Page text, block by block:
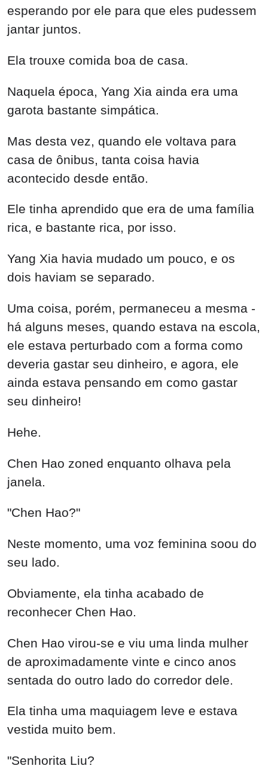
esperando por ele para que eles pudessem
jantar juntos.
Ela trouxe comida boa de casa.
Naquela época, Yang Xia ainda era uma
garota bastante simpática.
Mas desta vez, quando ele voltava para
casa de ônibus, tanta coisa havia
acontecido desde então.
Ele tinha aprendido que era de uma família
rica, e bastante rica, por isso.
Yang Xia havia mudado um pouco, e os
dois haviam se separado.
Uma coisa, porém, permaneceu a mesma -
há alguns meses, quando estava na escola,
ele estava perturbado com a forma como
deveria gastar seu dinheiro, e agora, ele
ainda estava pensando em como gastar
seu dinheiro!
Hehe.
Chen Hao zoned enquanto olhava pela
janela.
"Chen Hao?"
Neste momento, uma voz feminina soou do
seu lado.
Obviamente, ela tinha acabado de
reconhecer Chen Hao.
Chen Hao virou-se e viu uma linda mulher
de aproximadamente vinte e cinco anos
sentada do outro lado do corredor dele.
Ela tinha uma maquiagem leve e estava
vestida muito bem.
"Senhorita Liu?